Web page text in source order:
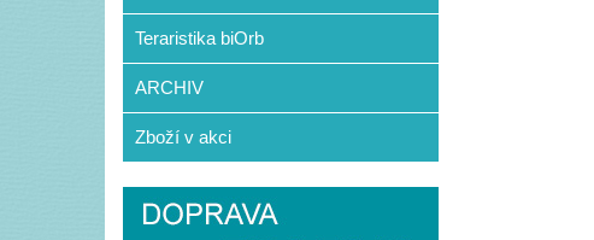
Teraristika biOrb
ARCHIV
Zboží v akci